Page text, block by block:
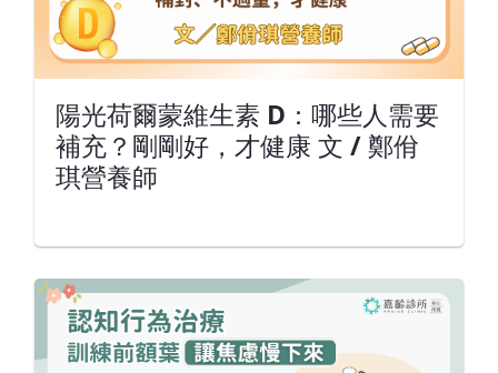
陽光荷爾蒙維生素 D：哪些人需要
補充？剛剛好，才健康 文 / 鄭佾
琪營養師